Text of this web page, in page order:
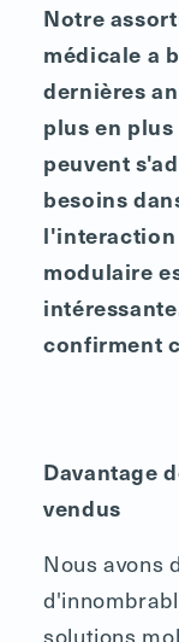
Notre
médicale a
dernières
plus en
peuvent
besoins
l'interaction
modulaire
confirment
Davantage
vendus
Nous avons
solutions